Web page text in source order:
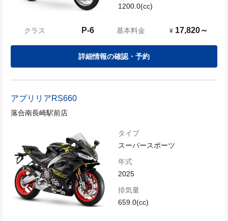
1200.0(cc)
クラス P-6 基本料金 ¥ 17,820～
詳細情報の確認・予約
アプリリアRS660
落合南長崎駅前店
タイプ
スーパースポーツ
年式
2025
排気量
659.0(cc)